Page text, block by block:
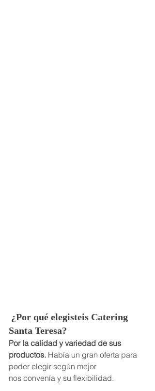
Santa Teresa?
Por la calidad y variedad de sus
productos. Había un gran oferta para
poder elegir según mejor
nos convenía y su flexibilidad.